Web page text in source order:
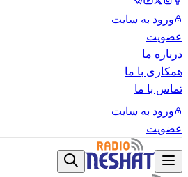
ورود به سایت
عضویت
درباره ما
همکاری با ما
تماس با ما
ورود به سایت
عضویت